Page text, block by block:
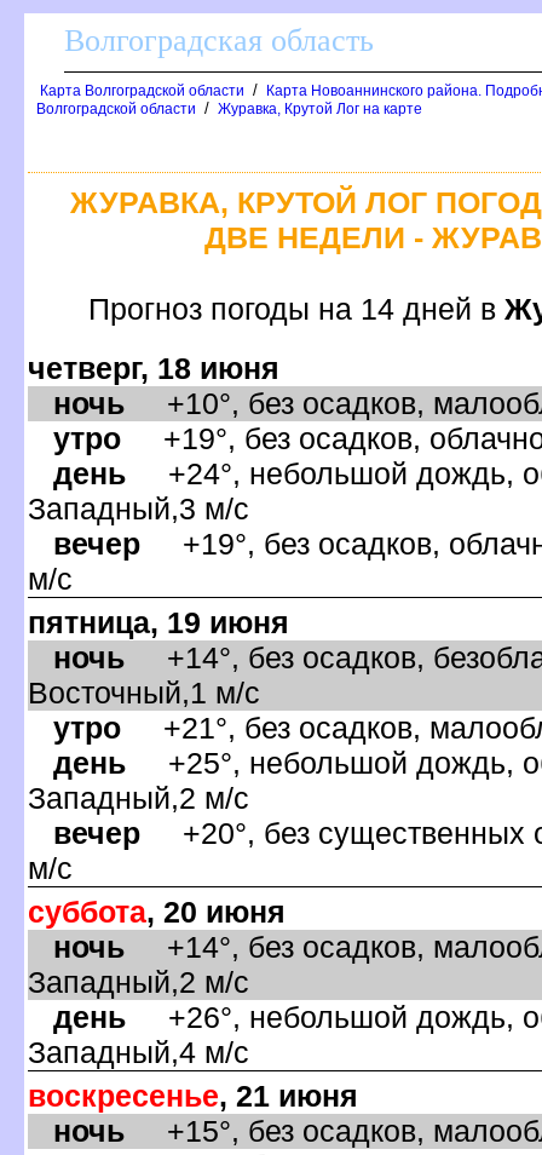
олгоградская область
Карта Волгоградской области /
Карта Новоаннинского района.
олгоградской области / Журавка, Крутой Лог на карте
ЖУРАВКА, КРУТОЙ ЛОГ
ДВЕ НЕДЕЛИ -
Прогноз погоды на 14 дней
четверг, 18 июня
ночь +10°, без осадков,
утро +19°, без осадков,
день +24°, небольшой дождь,
Западный,3 м/с
ечер +19°, без осадков,
м/с
пятница, 19 июня
ночь +14°, без осадков,
осточный,1 м/с
утро +21°, без осадков,
день +25°, небольшой дождь,
Западный,2 м/с
ечер +20°, без существенных
м/с
суббота, 20 июня
ночь +14°, без осадков,
Западный,2 м/с
день +26°, небольшой дождь,
Западный,4 м/с
оскресенье, 21 июня
ночь +15°, без осадков,